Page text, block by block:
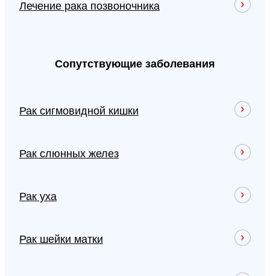
Лечение рака позвоночника
Сопутствующие заболевания
Рак сигмовидной кишки
Рак слюнных желез
Рак уха
Рак шейки матки